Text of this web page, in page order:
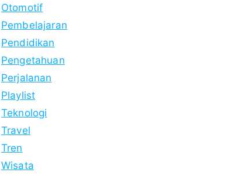
Otomotif
Pembelajaran
Pendidikan
Pengetahuan
Perjalanan
Playlist
Teknologi
Travel
Tren
Wisata